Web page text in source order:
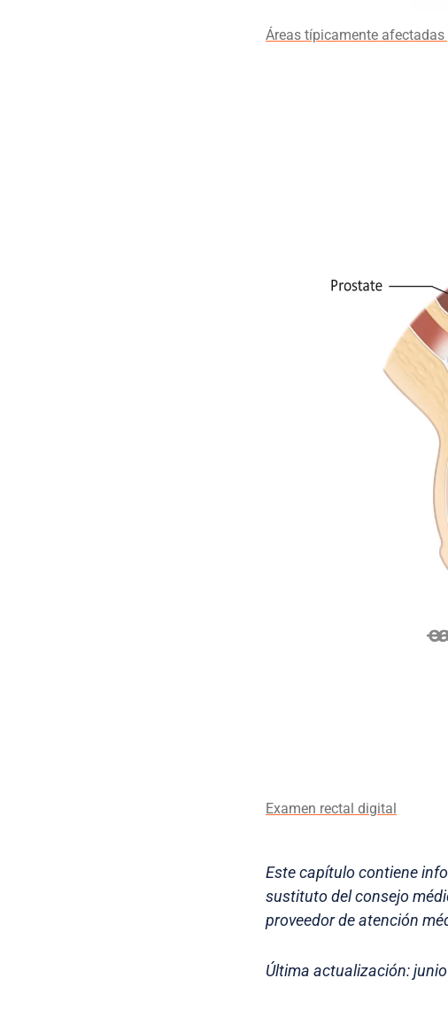
Áreas típicamente
Examen rectal digital
Este capítulo contiene
sustituto del consejo
proveedor de atención
Última actualización: